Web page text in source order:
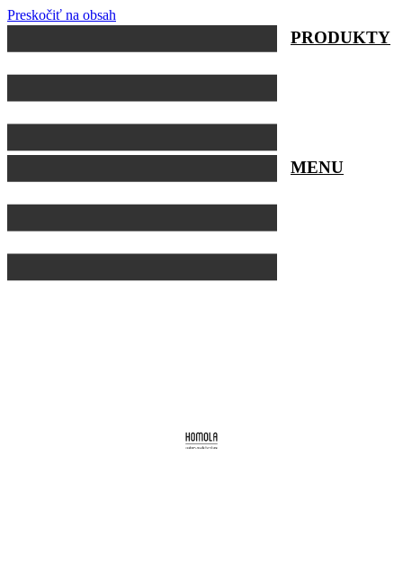
Preskočiť na obsah
PRODUKTY
MENU